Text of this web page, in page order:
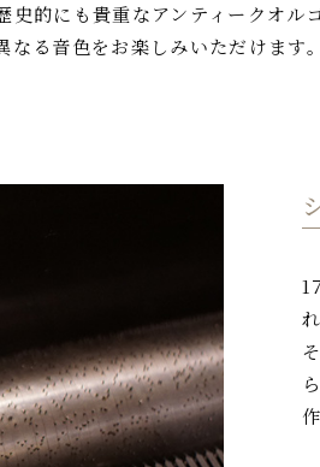
史的にも貴重なアンティークオ
る音色をお楽しみいただけます。